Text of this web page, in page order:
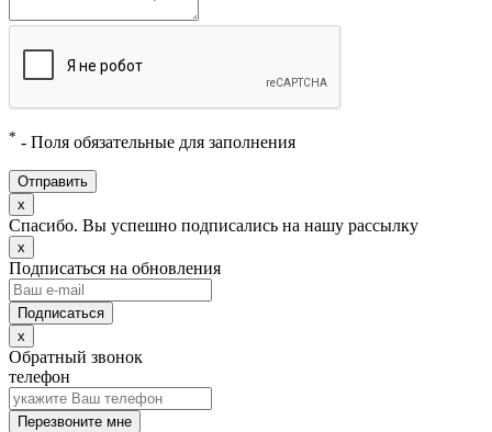
* - Поля обязательные для заполнения
Отправить
x
Спасибо. Вы успешно подписались на нашу рассылку
x
Подписаться на обновления
x
Обратный звонок
телефон
Перезвоните мне